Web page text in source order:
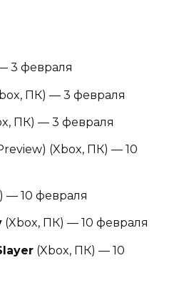
3 февраля
ПК) — 3 февраля
ПК) — 3 февраля
(Xbox, ПК) — 10
— 10 февраля
(Xbox, ПК) — 10 февраля
(Xbox, ПК) — 10